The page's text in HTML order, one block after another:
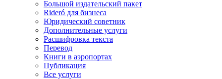
Большой издательский пакет
Rideró для бизнеса
Юридический советник
Дополнительные услуги
Расшифровка текста
Перевод
Книги в аэропортах
Публикация
Все услуги